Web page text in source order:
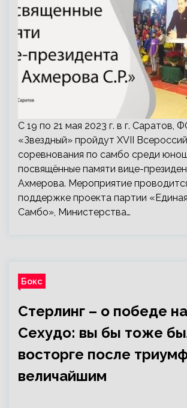
С 19 по 21 мая 2023 г. в г. Саратов,
«Звездный» пройдут XVII
соревнования по самбо среди
посвящённые памяти вице-
Ахмерова. Мероприятие
поддержке проекта партии
Самбо», Министерства…
Бокс
Стерлинг – о победе
Сехудо: вы бы тоже
восторге после
величайшим